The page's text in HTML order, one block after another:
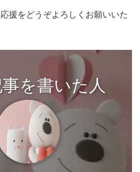
援をどうぞよろしくお願いいた
を書いた人